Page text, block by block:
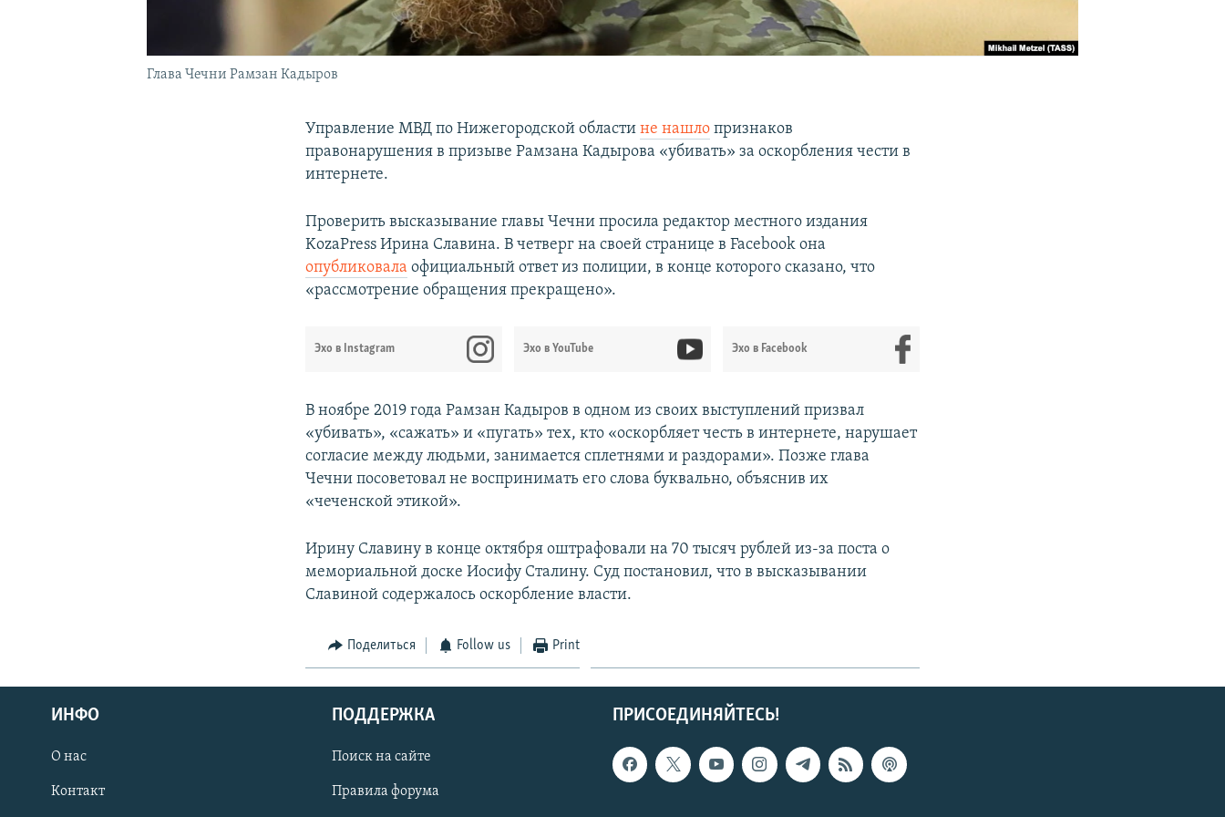
ПРИСОЕДИНЯЙТЕСЬ!
Глава Чечни Рамзан Кадыров
Управление МВД по Нижегородской областине нашло признаков
правонарушения в призыве Рамзана Кадырова «убивать» за оскорбления чести в
интернете.
Проверить высказывание главы Чечни просила редактор местного издания
KozaPress Ирина Славина. В четверг на своей странице в Facebook она
опубликовала официальный ответ из полиции, в конце которого сказано, что
«рассмотрение обращения прекращено».
Эхо в Instagram Эхо в YouTube Эхо в Facebook
В ноябре 2019 года Рамзан Кадыров в одном из своих выступлений призвал
«убивать», «сажать» и «пугать» тех, кто «оскорбляет честь в интернете, нарушает
согласие между людьми, занимается сплетнями и раздорами». Позже глава
Чечни посоветовал не воспринимать его слова буквально, объяснив их
«чеченской этикой».
Ирину Славину в конце октября оштрафовали на 70 тысяч рублей из-за поста о
мемориальной доске Иосифу Сталину. Суд постановил, что в высказывании
Славиной содержалось оскорбление власти.
Поделиться Follow us Print
ПРИСОЕДИНЯЙТЕСЬ!
ИНФО
О нас
Контакт
ПОДДЕРЖКА
Поиск на сайте
Правила форума